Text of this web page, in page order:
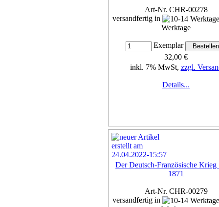
Art-Nr. CHR-00278
versandfertig in
Werktage
Exemplar
32,00 €
inkl. 7% MwSt, zzgl.
Details...
Der Deutsch-Französische Krieg
1871
Art-Nr. CHR-00279
versandfertig in